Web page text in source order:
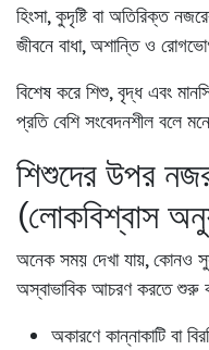
হিংসা, কুদৃষ্টি বা অতিরিক্ত
জীবনে বাধা, অশান্তি ও
বিশেষ করে শিশু, বৃদ্ধ এবং
প্রতি বেশি সংবেদনশীল বলে
শিশুদের উপর
(লোকবিশ্বাস
অনেক সময় দেখা যায়, কোনও
অস্বাভাবিক আচরণ করতে শুরু
অকারণে কান্নাকাটি বা